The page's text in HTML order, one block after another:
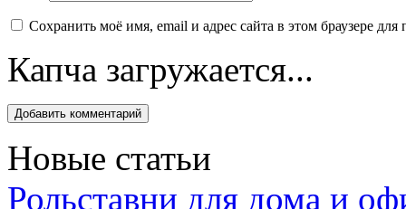
Сохранить моё имя, email и адрес сайта в этом браузере
Капча загружается...
Новые статьи
Рольставни для дома и